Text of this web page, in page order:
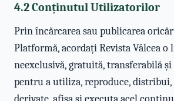
4.2 Conținutul Utilizatorilor
Prin încărcarea sau publicarea
Platformă, acordați Revista Vâlcea o
neexclusivă, gratuită, transferabilă
pentru a utiliza, reproduce,